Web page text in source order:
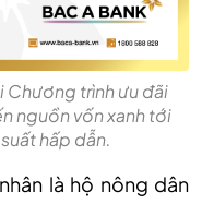
Chương trình ưu đãi
nguồn vốn xanh tới
hấp dẫn.
là hộ nông dân